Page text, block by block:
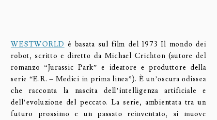
WESTWORLD è basata sul film del 1973 Il mondo dei
robot, scritto e diretto da Michael Crichton (autore del
romanzo “Jurassic Park” e ideatore e produttore della
serie “E.R. – Medici in prima linea”). È un’oscura odissea
che racconta la nascita dell’intelligenza artificiale e
dell’evoluzione del peccato. La serie, ambientata tra un
futuro prossimo e un passato reinventato, si muove